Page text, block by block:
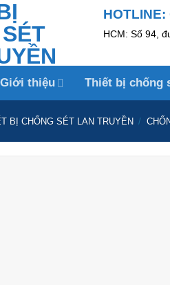
HOTLINE:
HCM: Số 94,
Giới thiệu Thiết bị chống
BỊ CHỐNG SÉT LAN TRUYỀN /